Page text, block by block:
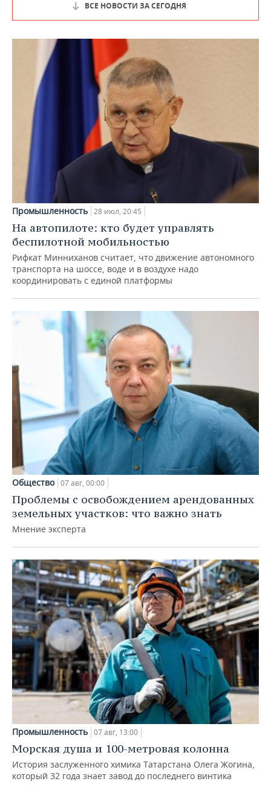
ВСЕ НОВОСТИ ЗА СЕГОДНЯ
Промышленность 28 июл, 20:45
На автопилоте: кто будет управлять
беспилотной мобильностью
Рифкат Минниханов считает, что движение автономного
транспорта на шоссе, воде и в воздухе надо
координировать с единой платформы
Общество 07 авг, 00:00
Проблемы с освобождением арендованных
земельных участков: что важно знать
Мнение эксперта
Промышленность 07 авг, 13:00
Морская душа и 100-метровая колонна
История заслуженного химика Татарстана Олега Жогина,
который 32 года знает завод до последнего винтика